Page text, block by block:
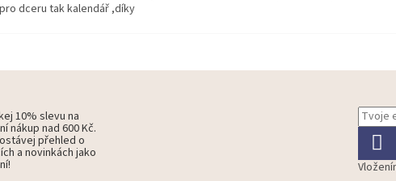
pro dceru tak kalendář ,díky
10% slevu na
nákup nad 600 Kč.
přehled o
a novinkách jako